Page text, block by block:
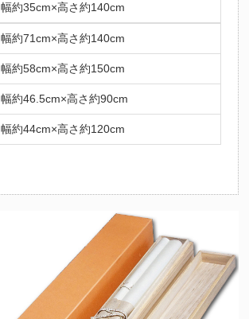
幅約35cm×高さ約140cm
幅約71cm×高さ約140cm
幅約58cm×高さ約150cm
幅約46.5cm×高さ約90cm
幅約44cm×高さ約120cm